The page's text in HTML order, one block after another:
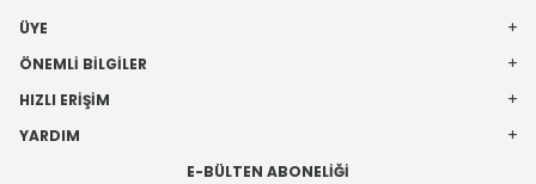
ÜYE
ÖNEMLI BILGILER
HIZLI ERIŞIM
YARDIM
E-BÜLTEN ABONELIĞI